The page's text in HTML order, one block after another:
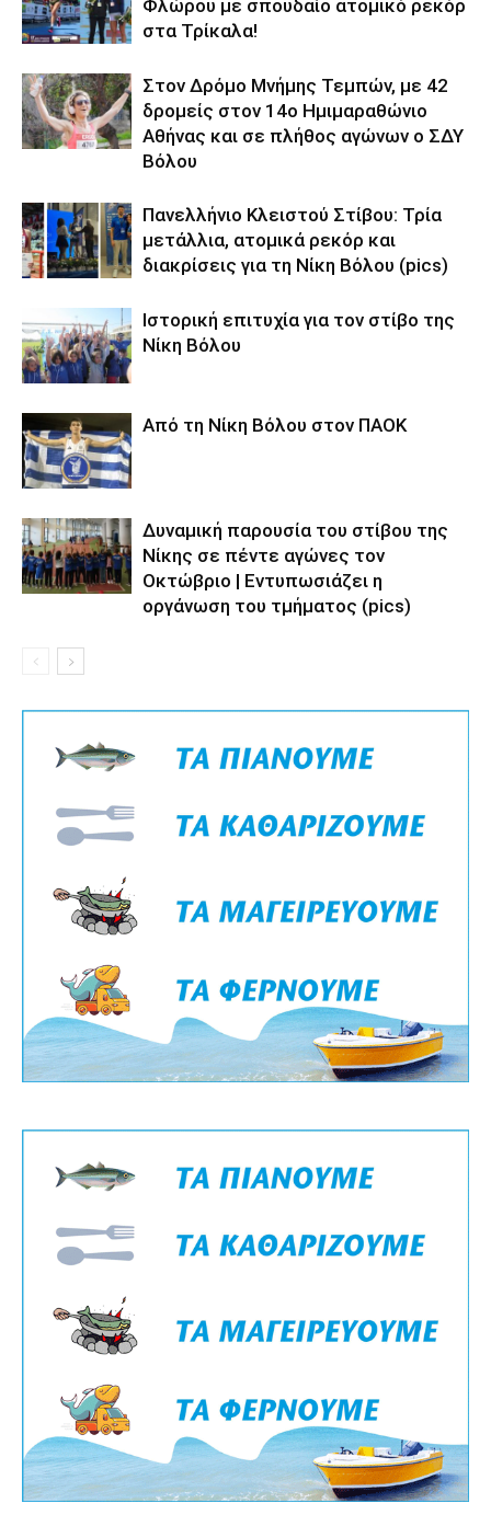
Φλώρου με σπουδαίο ατομικό ρεκόρ
στα Τρίκαλα!
Στον Δρόμο Μνήμης Τεμπών, με 42
δρομείς στον 14ο Ημιμαραθώνιο
Αθήνας και σε πλήθος αγώνων ο ΣΔΥ
Βόλου
Πανελλήνιο Κλειστού Στίβου: Τρία
μετάλλια, ατομικά ρεκόρ και
διακρίσεις για τη Νίκη Βόλου (pics)
Ιστορική επιτυχία για τον στίβο της
Νίκη Βόλου
Από τη Νίκη Βόλου στον ΠΑΟΚ
Δυναμική παρουσία του στίβου της
Νίκης σε πέντε αγώνες τον
Οκτώβριο | Εντυπωσιάζει η
οργάνωση του τμήματος (pics)